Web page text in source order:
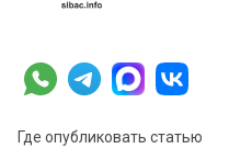
Где опубликовать статью